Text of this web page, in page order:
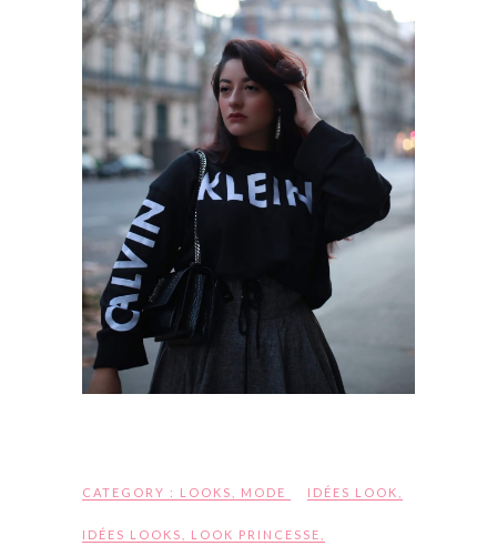
CATEGORY : LOOKS MODE IDÉES LOOK
IDÉES LOOKS LOOK PRINCESSE